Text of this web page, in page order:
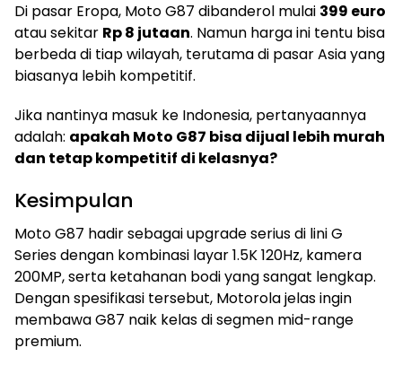
Di pasar Eropa, Moto G87 dibanderol mulai 399 euro
atau sekitar Rp 8 jutaan. Namun harga ini tentu bisa
berbeda di tiap wilayah, terutama di pasar Asia yang
biasanya lebih kompetitif.
Jika nantinya masuk ke Indonesia, pertanyaannya
adalah: apakah Moto G87 bisa dijual lebih murah
dan tetap kompetitif di kelasnya?
Kesimpulan
Moto G87 hadir sebagai upgrade serius di lini G
Series dengan kombinasi layar 1.5K 120Hz, kamera
200MP, serta ketahanan bodi yang sangat lengkap.
Dengan spesifikasi tersebut, Motorola jelas ingin
membawa G87 naik kelas di segmen mid-range
premium.